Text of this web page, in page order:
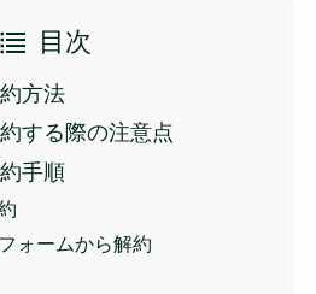
目次
方法
する際の注意点
手順
ォームから解約